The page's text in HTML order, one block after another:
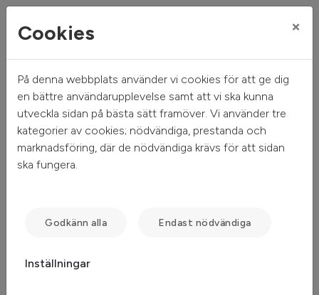
Mitt hem Sök ledigt Objektsdetalj
Objektsdetalj
t.ex. bero på att det inte längre finns tillgängligt att söka.
Cookies ×
På denna webbplats använder vi cookies för att ge dig
en bättre användarupplevelse samt att vi ska kunna
utveckla sidan på bästa sätt framöver. Vi använder tre
kategorier av cookies; nödvändiga, prestanda och
marknadsföring, där de nödvändiga krävs för att sidan
ska fungera.
Godkänn alla Endast nödvändiga
Inställningar